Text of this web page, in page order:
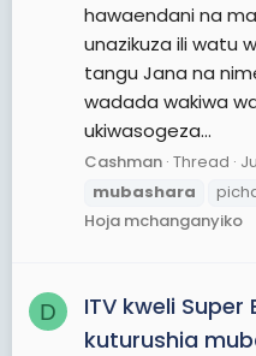
hawaendani na
unazikuza ili watu
tangu Jana na
wadada wakiwa
ukiwasogeza...
Cashman Thread
mubashara
Hoja mchanganyiko
D
ITV kweli
kuturushia